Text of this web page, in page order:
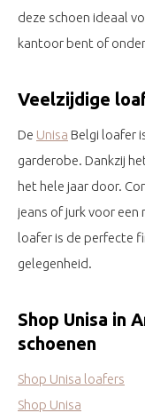
deze schoen ideaal
kantoor bent of
Veelzijdige
De Unisa Belgi loafer
garderobe. Dankzij
het hele jaar door.
jeans of jurk voor
loafer is de perfecte
gelegenheid.
Shop Unisa in
schoenen
Shop Unisa loafers
Shop Unisa